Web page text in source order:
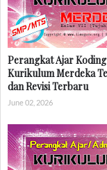
Perangkat Ajar Koding
Kurikulum Merdeka
dan Revisi Terbaru
June 02, 2026